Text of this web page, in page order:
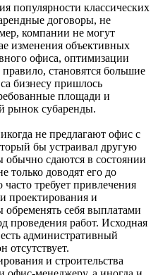
популярности классических
договоры, не
компании не могут
изменения объективных
офиса, оптимизации
становятся большие
бизнесу пришлось
площади и
рынок субаренды.
не предлагают офис с
бы устраивал другую
сдаются в состоянии
только доводят его до
часто требует привлечения
проектирования и
себя выплатами
проведения работ. Исходная
административный
отсутствует.
и строительства